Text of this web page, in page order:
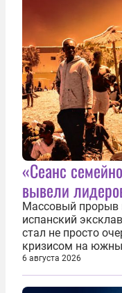
«Сеанс
вывели
Массовый прорыв
испанский
стал не просто
кризисом на
фундаментальный
выстраивавшаяся
6 августа 2026